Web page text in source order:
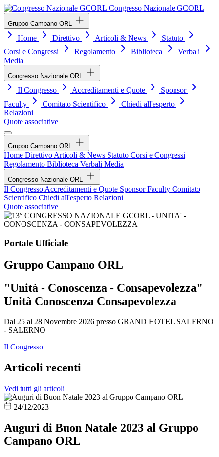
Congresso Nazionale GCORL
Gruppo Campano ORL
Home Direttivo Articoli & News
Statuto
Corsi e Congressi
Regolamento Biblioteca
Verbali
Media
Congresso Nazionale ORL
Il Congresso Accreditamenti e Quote
Sponsor
Faculty
Comitato Scientifico
Chiedi all'esperto
Relazioni
Quote associative
Gruppo Campano ORL
Home Direttivo Articoli & News Statuto Corsi e Congressi
Regolamento Biblioteca Verbali Media
Congresso Nazionale ORL
Il Congresso Accreditamenti e Quote SponsorFaculty Comitato
Scientifico Chiedi all'esperto Relazioni
Quote associative
Portale Ufficiale
Gruppo Campano ORL
"Unità - Conoscenza - Consapevolezza"
Unità Conoscenza Consapevolezza
Dal 25 al 28 Novembre 2026 presso GRAND HOTEL SALERNO
- SALERNO
Il Congresso
Articoli recenti
Vedi tutti gli articoli
24/12/2023
Auguri di Buon Natale 2023 al Gruppo
Campano ORL